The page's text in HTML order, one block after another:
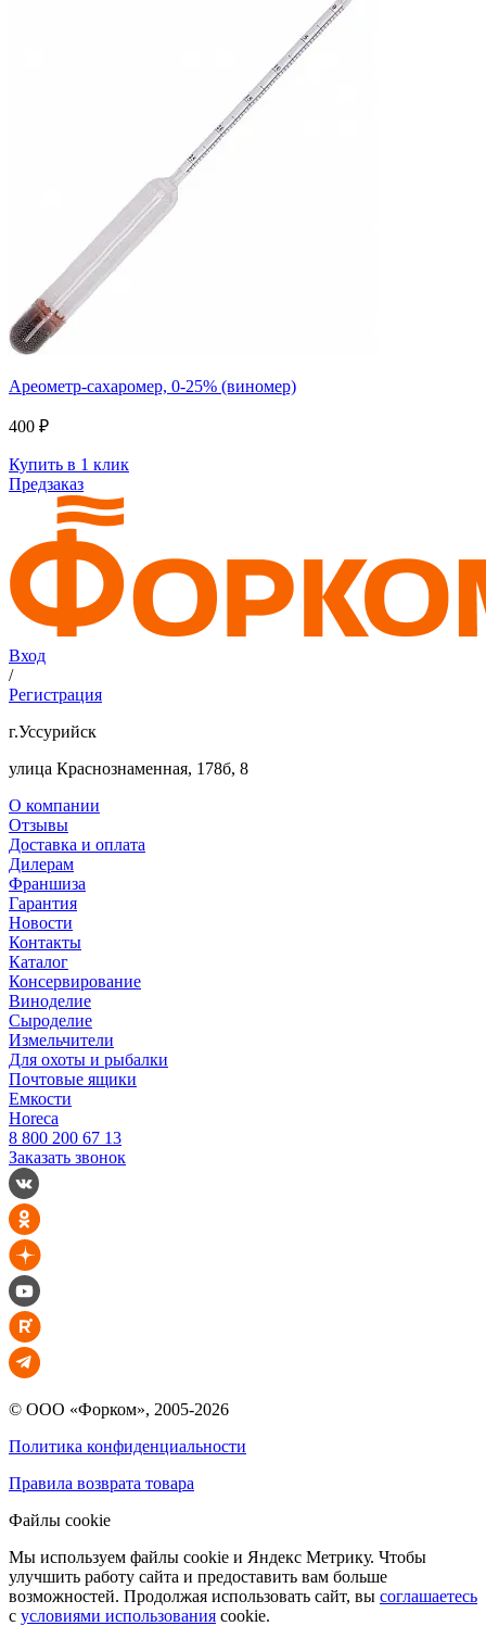
Ареометр-сахаромер, 0-25% (виномер)
400 ₽
Купить в 1 клик
Предзаказ
Вход
/
Регистрация
г.Уссурийск
улица Краснознаменная, 178б, 8
О компании
Отзывы
Доставка и оплата
Дилерам
Франшиза
Гарантия
Новости
Контакты
Каталог
Консервирование
Виноделие
Сыроделие
Измельчители
Для охоты и рыбалки
Почтовые ящики
Емкости
Horeca
8 800 200 67 13
Заказать звонок
© ООО «Форком», 2005-2026
Политика конфиденциальности
Правила возврата товара
Файлы cookie
Мы используем файлы cookie и Яндекс Метрику. Чтобы
улучшить работу сайта и предоставить вам больше
возможностей. Продолжая использовать сайт, вы соглашаетесь
с условиями использования cookie.